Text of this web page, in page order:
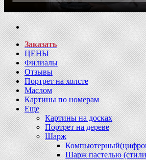
Заказать
ЦЕНЫ
Филиалы
Отзывы
Портрет на холсте
Маслом
Картины по номерам
Еще
Картины на досках
Портрет на дереве
Шарж
Шарж пастелью